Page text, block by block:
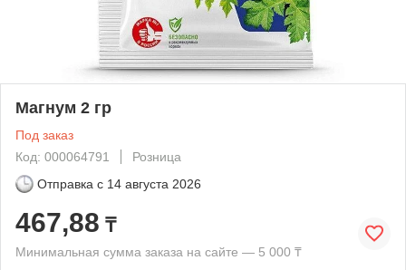
Магнум 2 гр
Под заказ
Код: 000064791
Розница
Отправка с 14 августа 2026
467,88 ₸
Минимальная сумма заказа на сайте — 5 000 ₸